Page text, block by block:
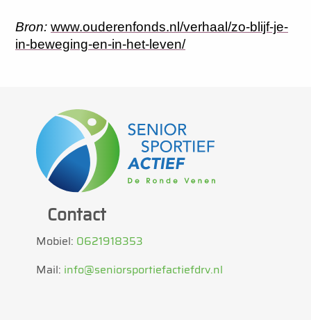
Bron: www.ouderenfonds.nl/verhaal/zo-blijf-je-
in-beweging-en-in-het-leven/
Contact
Mobiel: 0621918353
Mail: info@seniorsportiefactiefdrv.nl